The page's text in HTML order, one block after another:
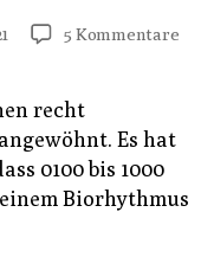
5 Kommentarezu
recht
Es hat
0100 bis 1000
Biorhythmus